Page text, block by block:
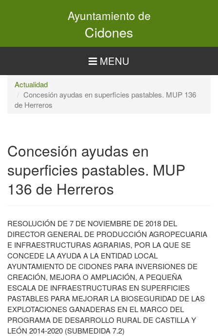
Ayuntamiento de
Cidones
MENU
Actualidad
Concesión ayudas en superficies pastables. MUP 136
de Herreros
Concesión ayudas en
superficies pastables. MUP
136 de Herreros
RESOLUCIÓN DE 7 DE NOVIEMBRE DE 2018 DEL
DIRECTOR GENERAL DE PRODUCCIÓN AGROPECUARIA
E INFRAESTRUCTURAS AGRARIAS, POR LA QUE SE
CONCEDE LA AYUDA A LA ENTIDAD LOCAL
AYUNTAMIENTO DE CIDONES PARA INVERSIONES DE
CREACIÓN, MEJORA O AMPLIACIÓN, A PEQUEÑA
ESCALA DE INFRAESTRUCTURAS EN SUPERFICIES
PASTABLES PARA MEJORAR LA BIOSEGURIDAD DE LAS
EXPLOTACIONES GANADERAS EN EL MARCO DEL
PROGRAMA DE DESARROLLO RURAL DE CASTILLA Y
LEÓN 2014-2020 (SUBMEDIDA 7.2)